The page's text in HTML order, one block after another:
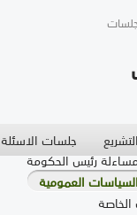
جلسات الاسئلة
رئيس الحكومة
العمومية